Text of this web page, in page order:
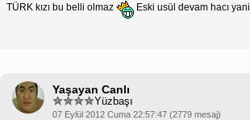
TÜRK kızı bu belli olmaz
Eski usül devam hacı yani
Yaşayan Canlı
Yüzbaşı
07 Eylül 2012 Cuma 22:57:47 (2779 mesaj)